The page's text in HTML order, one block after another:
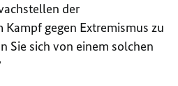
der
gegen Extremismus zu
Sie sich von einem solchen